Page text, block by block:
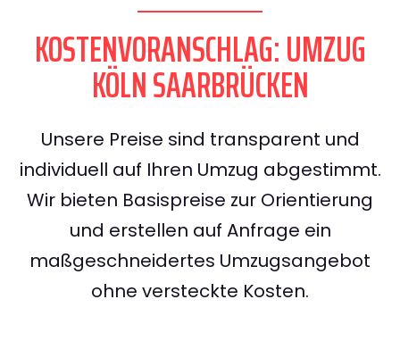
KOSTENVORANSCHLAG: UMZUG
KÖLN SAARBRÜCKEN
Unsere Preise sind transparent und
individuell auf Ihren Umzug abgestimmt.
Wir bieten Basispreise zur Orientierung
und erstellen auf Anfrage ein
maßgeschneidertes Umzugsangebot
ohne versteckte Kosten.